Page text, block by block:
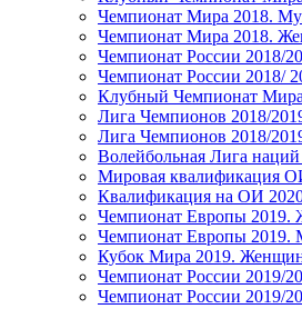
Чемпионат Мира 2018.
Чемпионат Мира 2018.
Чемпионат России 2018/
Чемпионат России 2018/
Клубный Чемпионат
Лига Чемпионов 2018/
Лига Чемпионов 2018/
Волейбольная Лига
Мировая квалификация
Квалификация на ОИ
Чемпионат Европы
Чемпионат Европы
Кубок Мира 2019.
Чемпионат России 2019/
Чемпионат России 2019/